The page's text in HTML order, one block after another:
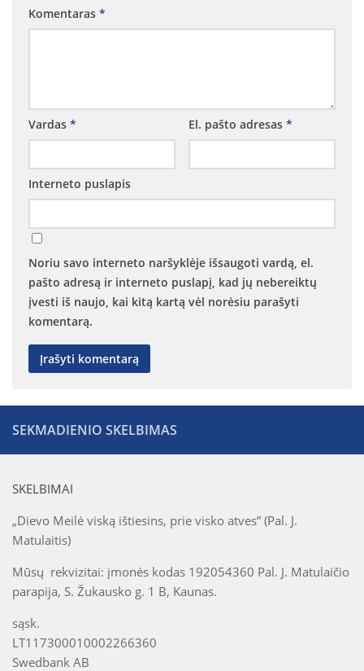
Vaikų „Angeliukų“ klubas
Kitos grupės ir bendrijos
Motinos maldoje
Nazareto šeimos
Skautai
Komentaras *
Vardas * El. pašto adresas *
Interneto puslapis
Noriu savo interneto naršyklėje išsaugoti vardą, el.
pašto adresą ir interneto puslapį, kad jų nebereiktų
įvesti iš naujo, kai kitą kartą vėl norėsiu parašyti
komentarą.
SEKMADIENIO SKELBIMAS
SKELBIMAI
„Dievo Meilė viską ištiesins, prie visko atves” (Pal. J.
Matulaitis)
Mūsų rekvizitai: įmonės kodas 192054360 Pal. J. Matulaičio
parapija, S. Žukausko g. 1 B, Kaunas.
sąsk.
LT117300010002266360
Swedbank AB